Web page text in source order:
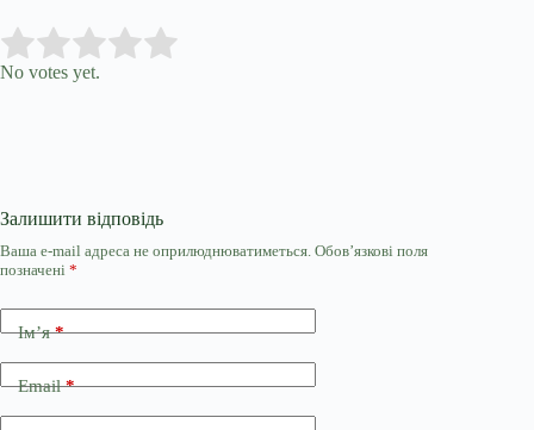
Rate this item:
No votes yet.
Залишити відповідь
Ваша e-mail адреса не оприлюднюватиметься. Обов’язкові поля
позначені *
Ім’я*
Email*